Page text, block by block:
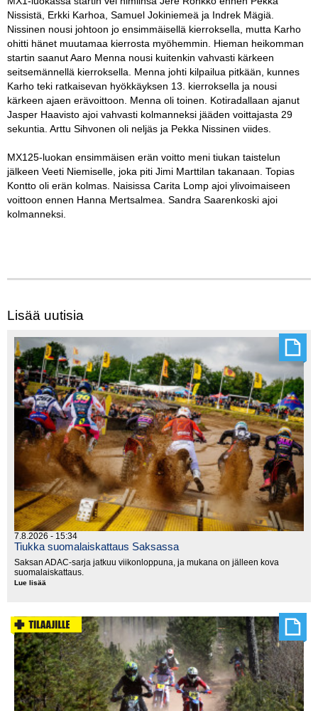
Nissistä, Erkki Karhoa, Samuel Jokiniemeä ja Indrek Mägiä.
Nissinen nousi johtoon jo ensimmäisellä kierroksella, mutta Karho
ohitti hänet muutamaa kierrosta myöhemmin. Hieman heikomman
startin saanut Aaro Menna nousi kuitenkin vahvasti kärkeen
seitsemännellä kierroksella. Menna johti kilpailua pitkään, kunnes
Karho teki ratkaisevan hyökkäyksen 13. kierroksella ja nousi
kärkeen ajaen erävoittoon. Menna oli toinen. Kotiradallaan ajanut
Jasper Haavisto ajoi vahvasti kolmanneksi jääden voittajasta 29
sekuntia. Arttu Sihvonen oli neljäs ja Pekka Nissinen viides.
MX125-luokan ensimmäisen erän voitto meni tiukan taistelun
jälkeen Veeti Niemiselle, joka piti Jimi Marttilan takanaan. Topias
Kontto oli erän kolmas. Naisissa Carita Lomp ajoi ylivoimaiseen
voittoon ennen Hanna Mertsalmea. Sandra Saarenkoski ajoi
kolmanneksi.
Lisää uutisia
7.8.2026 - 15:34
Tiukka suomalaiskattaus Saksassa
Saksan ADAC-sarja jatkuu viikonloppuna, ja mukana on jälleen kova
suomalaiskattaus.
Lue lisää